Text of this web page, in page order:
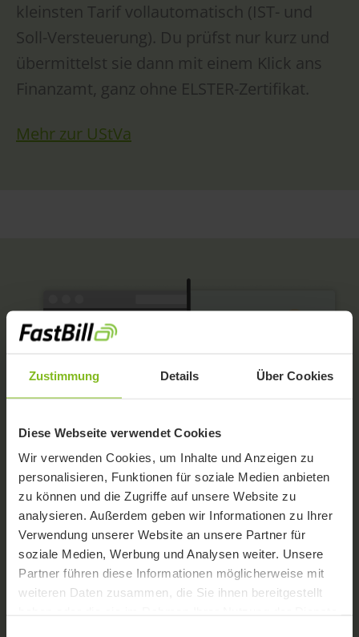
Zustimmung Details Über Cookies
Diese Webseite verwendet Cookies
Wir verwenden Cookies, um Inhalte und Anzeigen zu
personalisieren, Funktionen für soziale Medien anbieten
zu können und die Zugriffe auf unsere Website zu
analysieren. Außerdem geben wir Informationen zu Ihrer
Verwendung unserer Website an unsere Partner für
soziale Medien, Werbung und Analysen weiter. Unsere
Partner führen diese Informationen möglicherweise mit
weiteren Daten zusammen, die Sie ihnen bereitgestellt
kleinsten Tarif vollautomatisch (IST- und
Soll-Versteuerung). Du prüfst nur kurz und
übermittelst sie dann mit einem Klick ans
Finanzamt, ganz ohne ELSTER-Zertifikat.
Mehr zur UStVa
Buchhaltung, die du